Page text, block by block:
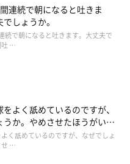
連続で朝になると吐きま
しょうか。
続で朝になると吐きます。大丈夫で
吐 …
よく舐めているのですが、
うか。やめさせたほうがいい
か。
く舐めているのですが、なぜでしょ
せ …